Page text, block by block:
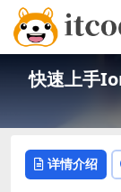
快速上手
详情介绍